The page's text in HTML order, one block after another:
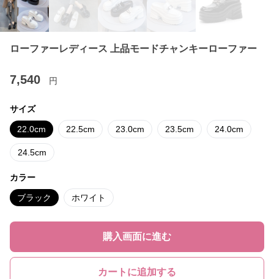
ローファーレディース 上品モードチャンキーローファー
7,540 円
サイズ
22.0cm 22.5cm 23.0cm 23.5cm 24.0cm
24.5cm
カラー
ブラック ホワイト
購入画面に進む
カートに追加する